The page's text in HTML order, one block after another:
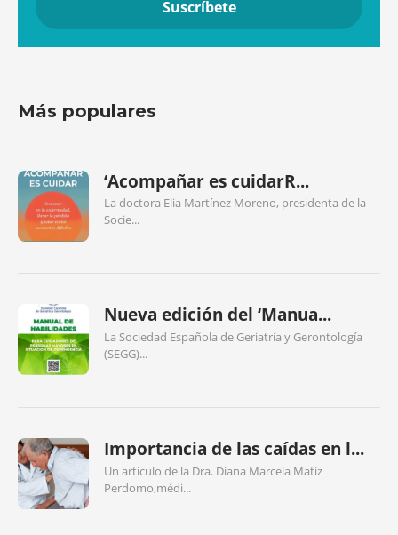
Más populares
‘Acompañar es cuidarR...
La doctora Elia Martínez Moreno, presidenta de la
Socie...
Nueva edición del ‘Manua...
La Sociedad Española de Geriatría y Gerontología
(SEGG)...
Importancia de las caídas en l...
Un artículo de la Dra. Diana Marcela Matiz
Perdomo,médi...